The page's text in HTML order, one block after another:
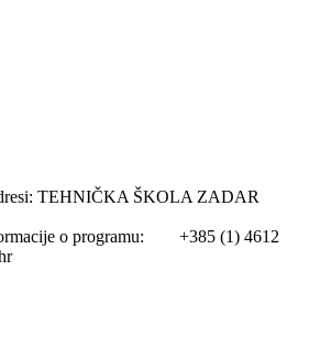
TEHNIČKA ŠKOLA ZADAR
o programu: +385 (1) 4612